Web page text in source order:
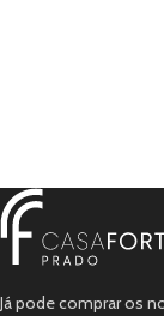
Já pode comprar os